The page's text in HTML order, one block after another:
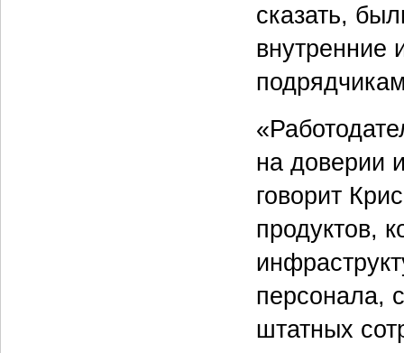
сказать,
внутренние
на доверии
говорит
продуктов,
персонала,
штатных